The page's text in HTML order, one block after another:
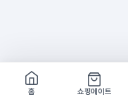
홈
쇼핑메이트